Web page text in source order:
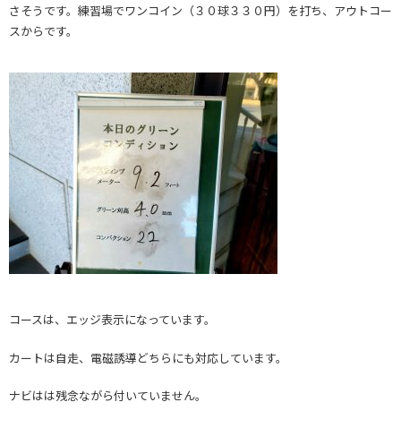
さそうです。練習場でワンコイン（３０球３３０円）を打ち、アウトコー
スからです。
コースは、エッジ表示になっています。
カートは自走、電磁誘導どちらにも対応しています。
ナビはは残念ながら付いていません。